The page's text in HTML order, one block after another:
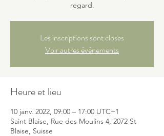
regard.
Les inscriptions sont closes
Voir autres événements
Heure et lieu
10 janv. 2022, 09:00 – 17:00 UTC+1
Saint Blaise, Rue des Moulins 4, 2072 St
Blaise, Suisse